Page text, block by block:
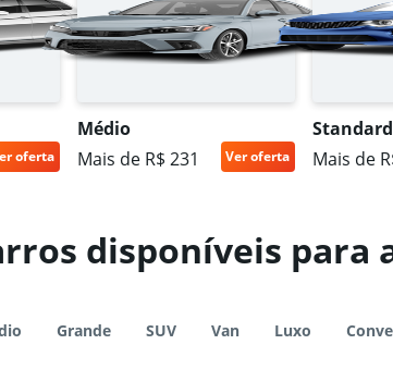
Ver preços
Ver preços
oferta
Médio
Mais de R$ 231
Ver oferta
Standard
Mais de
disponíveis para
Grande SUV Van Luxo